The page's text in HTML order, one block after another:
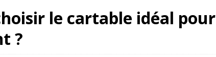
le cartable idéal pour
?